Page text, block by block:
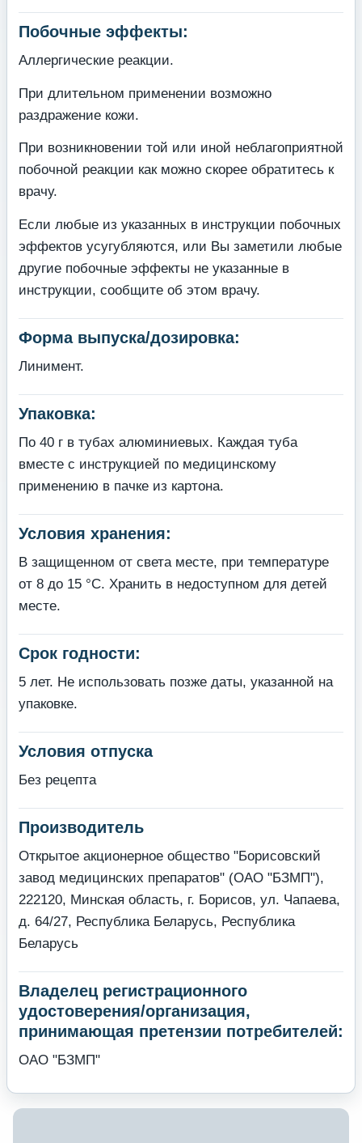
Побочные эффекты:
Аллергические реакции.
При длительном применении возможно
раздражение кожи.
При возникновении той или иной неблагоприятной
побочной реакции как можно скорее обратитесь к
врачу.
Если любые из указанных в инструкции побочных
эффектов усугубляются, или Вы заметили любые
другие побочные эффекты не указанные в
инструкции, сообщите об этом врачу.
Форма выпуска/дозировка:
Линимент.
Упаковка:
По 40 г в тубах алюминиевых. Каждая туба
вместе с инструкцией по медицинскому
применению в пачке из картона.
Условия хранения:
В защищенном от света месте, при температуре
от 8 до 15 °С. Хранить в недоступном для детей
месте.
Срок годности:
5 лет. Не использовать позже даты, указанной на
упаковке.
Условия отпуска
Без рецепта
Производитель
Открытое акционерное общество "Борисовский
завод медицинских препаратов" (ОАО "БЗМП"),
222120, Минская область, г. Борисов, ул. Чапаева,
д. 64/27, Республика Беларусь, Республика
Беларусь
Владелец регистрационного
удостоверения/организация,
принимающая претензии потребителей:
ОАО "БЗМП"